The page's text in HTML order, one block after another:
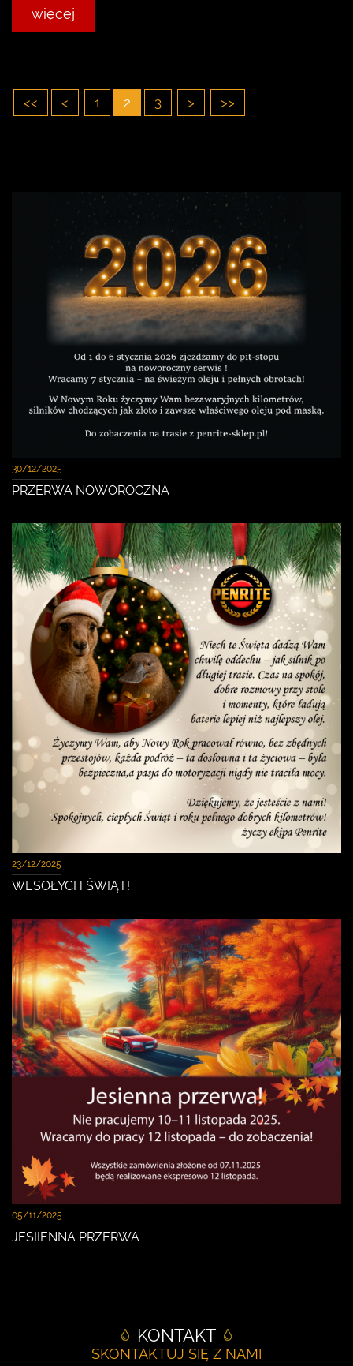
więcej
<< < 1 2 3 > >>
30/12/2025
PRZERWA NOWOROCZNA
23/12/2025
WESOŁYCH ŚWIĄT!
05/11/2025
JESIIENNA PRZERWA
KONTAKT
SKONTAKTUJ SIĘ Z NAMI